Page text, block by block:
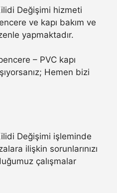
Değişimi hizmeti
ve kapı bakım ve
yapmaktadır.
– PVC kapı
Hemen bizi
Değişimi işleminde
ilişkin sorunlarınızı
çalışmalar